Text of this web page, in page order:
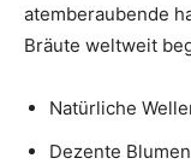
atemberaubende
Bräute weltweit
Natürliche
Dezente